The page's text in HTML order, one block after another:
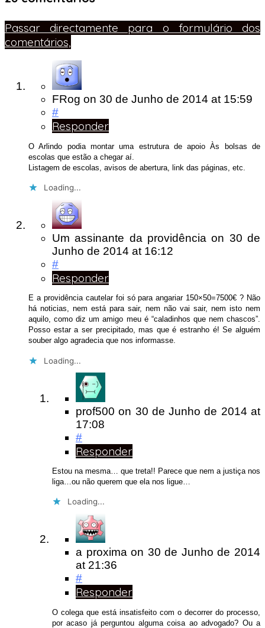
Passar directamente para o formulário dos
comentários,
FRog on 30 de Junho de 2014 at 15:59
#
Responder
O Arlindo podia montar uma estrutura de apoio Às bolsas de
escolas que estão a chegar aí.
Listagem de escolas, avisos de abertura, link das páginas, etc.
Loading...
Um assinante da providência on 30 de
Junho de 2014 at 16:12
#
Responder
E a providência cautelar foi só para angariar 150×50=7500€ ? Não
há noticias, nem está para sair, nem não vai sair, nem isto nem
aquilo, como diz um amigo meu é “caladinhos que nem chascos”.
Posso estar a ser precipitado, mas que é estranho é! Se alguém
souber algo agradecia que nos informasse.
Loading...
prof500 on 30 de Junho de 2014at
17:08
#
Responder
Estou na mesma… que treta!! Parece que nem a justiça nos
liga…ou não querem que ela nos ligue…
Loading...
a proximaon 30 de Junho de 2014
at 21:36
#
Responder
O colega que está insatisfeito com o decorrer do processo,
por acaso já perguntou alguma coisa ao advogado? Ou a